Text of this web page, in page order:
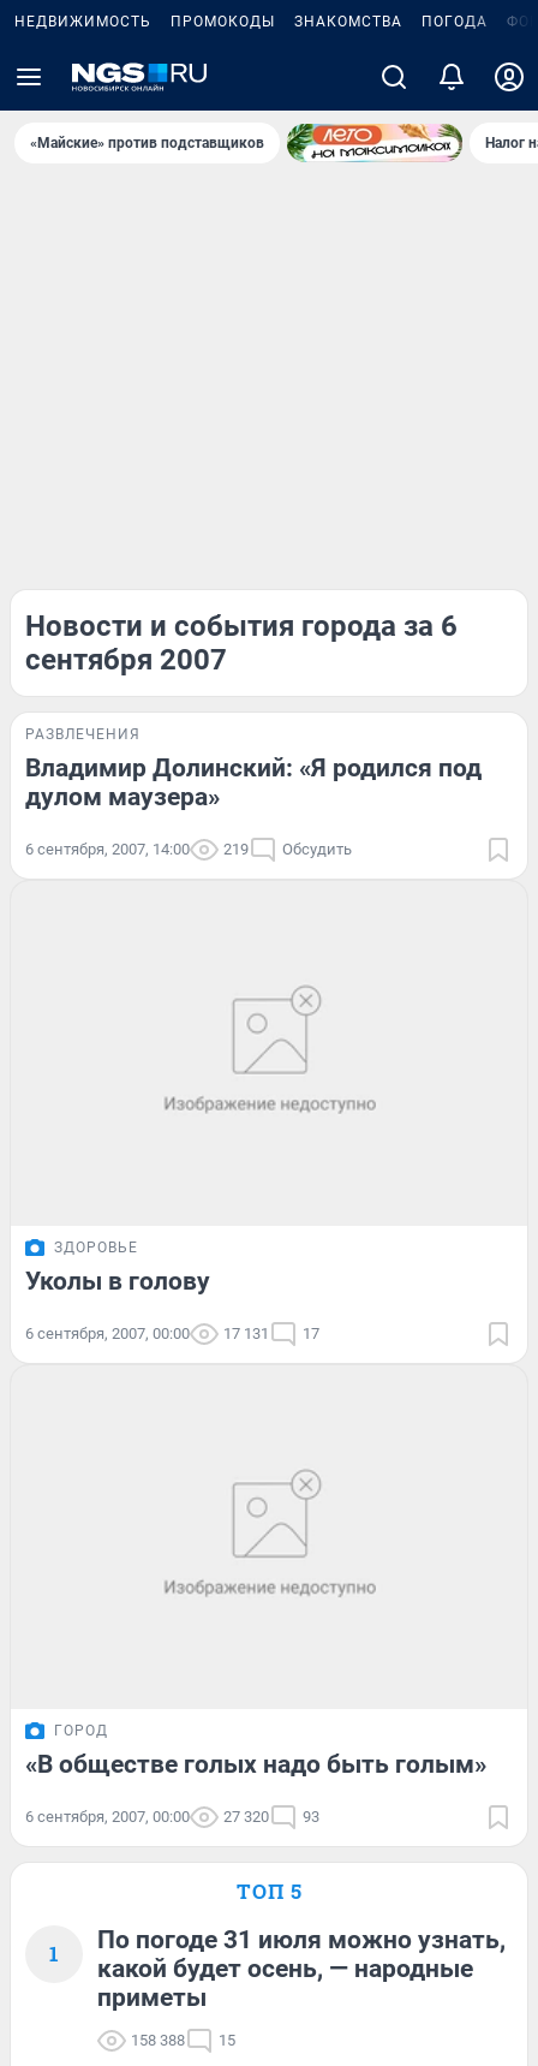
НЕДВИЖИМОСТЬ ПРОМОКОДЫ ЗНАКОМСТВА ПОГОДА
«Майские» против подставщиков Налог
Новости и события города за 6
сентября 2007
РАЗВЛЕЧЕНИЯ
Владимир Долинский: «Я родился под
дулом маузера»
6 сентября, 2007, 14:00 219 Обсудить
ЗДОРОВЬЕ
Уколы в голову
6 сентября, 2007, 00:00 17 131 17
ГОРОД
«В обществе голых надо быть голым»
6 сентября, 2007, 00:00 27 320 93
ТОП 5
1
По погоде 31 июля можно узнать,
какой будет осень, — народные
приметы
158 388 15